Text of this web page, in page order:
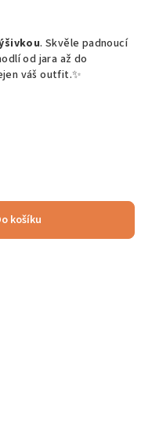
. Skvěle padnoucí
od jara až do
váš outfit.✨
košíku